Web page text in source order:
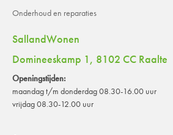
Onderhoud en reparaties
SallandWonen
Domineeskamp 1, 8102 CC Raalte
Openingstijden:
maandag t/m donderdag 08.30-16.00 uur
vrijdag 08.30-12.00 uur